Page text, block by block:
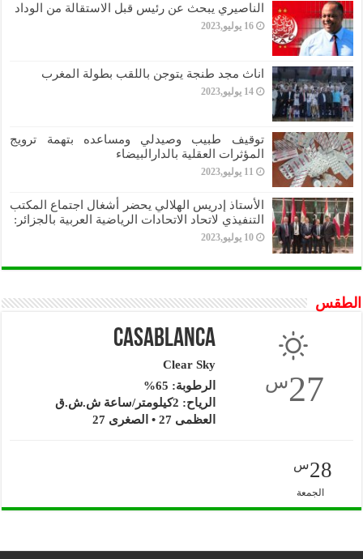
الناصيري يبحث عن رئيس قبل الاستقالة من الوداد
16 يوليو,2023
اناث مجد طنجة يتوجن باللقب بطولة المغرب
14 يوليو,2023
توقيف طبيب وصيدلي ومساعده بتهمة ترويج
المؤثرات العقلية بالدارالبيضاء
11 يوليو,2023
الأستاذ إدريس الهلالي يحضر أشغال اجتماع المكتب
التنفيذي لاتحاد الاتحادات الرياضية العربية بالجزائر:
10 يوليو,2023
الطقس
27س
Casablanca
Clear Sky
الرطوبة: 65%
الرياح: 2كيلومتر/ساعة ش.ش.ق‎
العظمى 27 • الصغرى 27
28س
الجمعة